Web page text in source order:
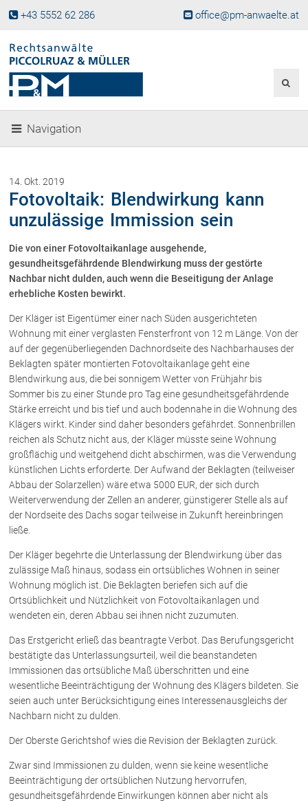
+43 5552 62 286 office@pm-anwaelte.at
Fachgebiete
Gesellschaftsgründung &
Beteiligungen
Immobilienrecht, Bauträgerrecht
Ferienimmobilien in Vorarlberg
Erbrecht
Familienrecht und Scheidungen
Prozessführung und
Schiedsgerichtsbarkeit
Skiunfälle in Österreich
Über uns
Kanzleiteam
Netzwerk
Download
Die Österreichischen Rechtsanwälte
Anwälte
Dr. Stefan Müller
Dr. Petra Piccolruaz
Dr. Roland Piccolruaz †
Mag. Raphaela Klotz
Paragraphen & Mehr
Medien
Vorarlberg Online
NOVUM
Fachliteratur
Navigation
14. Okt. 2019
Fotovoltaik: Blendwirkung kann
unzulässige Immission sein
Die von einer Fotovoltaikanlage ausgehende,
gesundheitsgefährdende Blendwirkung muss der gestörte
Nachbar nicht dulden, auch wenn die Beseitigung der Anlage
erhebliche Kosten bewirkt.
Der Kläger ist Eigentümer einer nach Süden ausgerichteten
Wohnung mit einer verglasten Fensterfront von 12 m Länge. Von der
auf der gegenüberliegenden Dachnordseite des Nachbarhauses der
Beklagten später montierten Fotovoltaikanlage geht eine
Blendwirkung aus, die bei sonnigem Wetter von Frühjahr bis
Sommer bis zu einer Stunde pro Tag eine gesundheitsgefährdende
Stärke erreicht und bis tief und auch bodennahe in die Wohnung des
Klägers wirkt. Kinder sind daher besonders gefährdet. Sonnenbrillen
reichen als Schutz nicht aus, der Kläger müsste seine Wohnung
großflächig und weitgehend dicht abschirmen, was die Verwendung
künstlichen Lichts erforderte. Der Aufwand der Beklagten (teilweiser
Abbau der Solarzellen) wäre etwa 5000 EUR, der sich durch
Weiterverwendung der Zellen an anderer, günstigerer Stelle als auf
der Nordseite des Dachs sogar teilweise in Zukunft hereinbringen
ließe.
Der Kläger begehrte die Unterlassung der Blendwirkung über das
zulässige Maß hinaus, sodass ein ortsübliches Wohnen in seiner
Wohnung möglich ist. Die Beklagten beriefen sich auf die
Ortsüblichkeit und Nützlichkeit von Fotovoltaikanlagen und
wendeten ein, deren Abbau sei ihnen nicht zuzumuten.
Das Erstgericht erließ das beantragte Verbot. Das Berufungsgericht
bestätigte das Unterlassungsurteil, weil die beanstandeten
Immissionen das ortsübliche Maß überschritten und eine
wesentliche Beeinträchtigung der Wohnung des Klägers bildeten. Sie
seien auch unter Berücksichtigung eines Interessenausgleichs der
Nachbarn nicht zu dulden.
Der Oberste Gerichtshof wies die Revision der Beklagten zurück.
Zwar sind Immissionen zu dulden, wenn sie keine wesentliche
Beeinträchtigung der ortsüblichen Nutzung hervorrufen,
gesundheitsgefährdende Einwirkungen können aber nicht als